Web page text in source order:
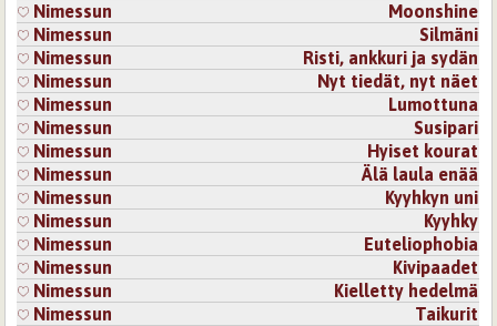
Kirjaudutairekisteröidykommentoidaksesi
3.10.2025 21:27IsoLate
Erittäin vapauttava runo, rajat on tehty venytettäviksi :)
Kirjaudutai
3.10.2025 21:33Nimessun
Kiitos kommentista! Olenkin aina suhtautunut
penseästi kaikenlaisia rajoja, sääntöjä, konventioita
kohtaan. Onneksi tunteisiin ja mielikuvitukseen ei
kenelläkään ole mitään asiaa. 🙂
Kirjaudutairekisteröidykommentoidaksesi
Nimessun
Moonshine
Nimessun
Silmäni
Nimessun
Risti, ankkuri ja sydän
Nimessun
Nyt tiedät, nyt näet
Nimessun
Lumottuna
Nimessun
Susipari
Nimessun
Hyiset kourat
Nimessun
Älä laula enää
Nimessun
Kyyhkyn uni
Nimessun
Kyyhky
Nimessun
Euteliophobia
Nimessun
Kivipaadet
Nimessun
Kielletty hedelmä
Nimessun
Taikurit